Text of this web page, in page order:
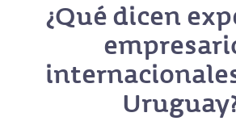
¿Qué dicen